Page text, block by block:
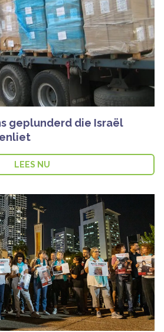
geplunderd die Israël
LEES NU